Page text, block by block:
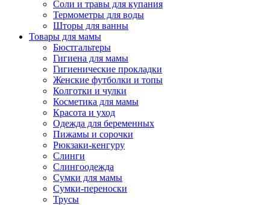
Соли и травы для купания
Термометры для воды
Шторы для ванны
Товары для мамы
Бюстгальтеры
Гигиена для мамы
Гигиенические прокладки
Женские футболки и топы
Колготки и чулки
Косметика для мамы
Красота и уход
Одежда для беременных
Пижамы и сорочки
Рюкзаки-кенгуру
Слинги
Слингоодежда
Сумки для мамы
Сумки-переноски
Трусы